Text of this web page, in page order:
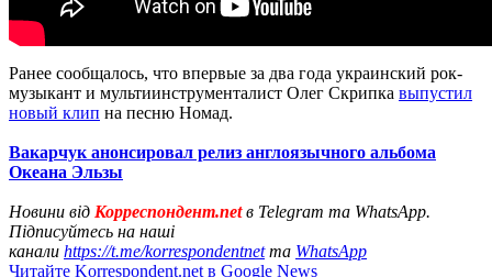
Ранее сообщалось, что впервые за два года украинский рок-
музыкант и мультиинструменталист Олег Скрипка выпустил
новый клип на песню Номад.
Вакарчук анонсировал релиз англоязычного альбома
Океана Эльзы
Новини від Корреспондент.netв Telegram та WhatsApp.
Підписуйтесь на наші
канали https://t.me/korrespondentnetта WhatsApp
Читайте Korrespondent.net в Google News